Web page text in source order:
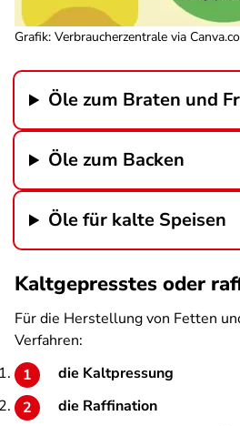
Grafik: Verbraucherzentrale via
Öle zum Braten und
Öle zum Backen
Öle für kalte Speisen
Kaltgepresstes oder
Für die Herstellung von Fetten
Verfahren:
die Kaltpressung
die Raffination